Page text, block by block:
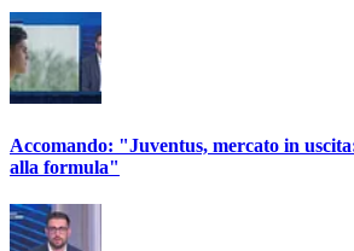
Accomando: "Juventus, mercato in
alla formula"